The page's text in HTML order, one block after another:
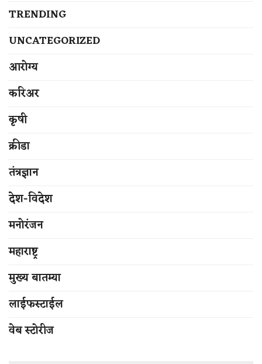
TRENDING
UNCATEGORIZED
आरोग्य
करिअर
कृषी
क्रीडा
तंत्रज्ञान
देश-विदेश
मनोरंजन
महाराष्ट्र
मुख्य बातम्या
लाईफस्टाईल
वेब स्टोरीज